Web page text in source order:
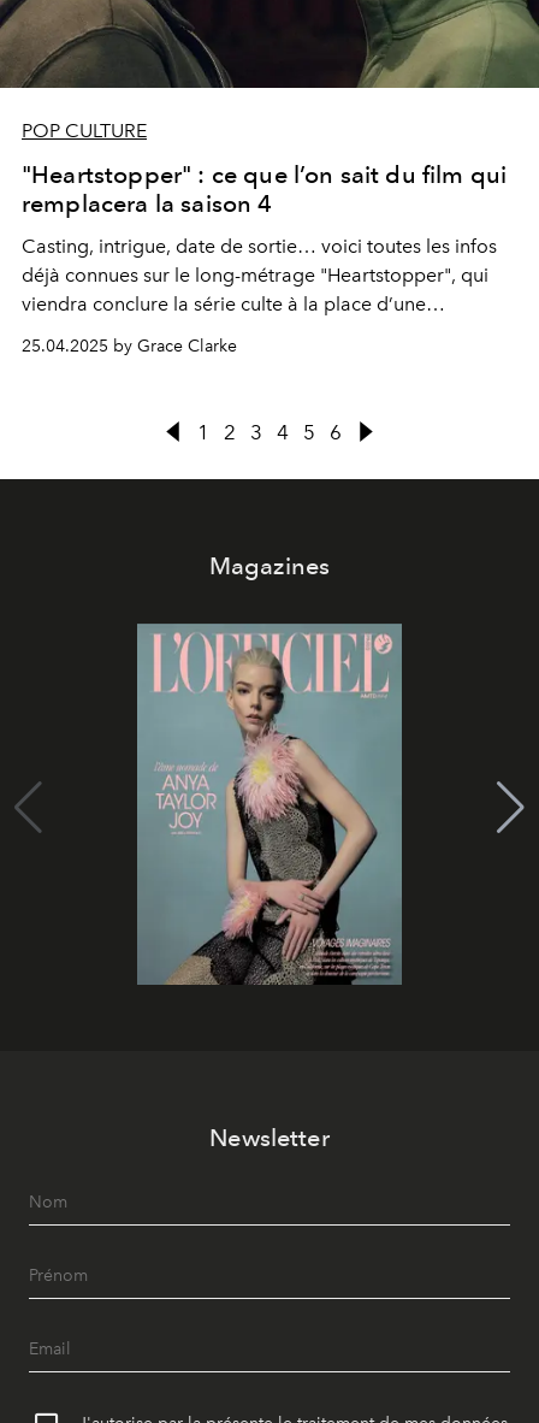
POP CULTURE
"Heartstopper" : ce que l’on sait du film qui
remplacera la saison 4
Casting, intrigue, date de sortie… voici toutes les infos
déjà connues sur le long-métrage "Heartstopper", qui
viendra conclure la série culte à la place d’une
25.04.2025 by Grace Clarke
1 2 3 4 5 6
Magazines
Newsletter